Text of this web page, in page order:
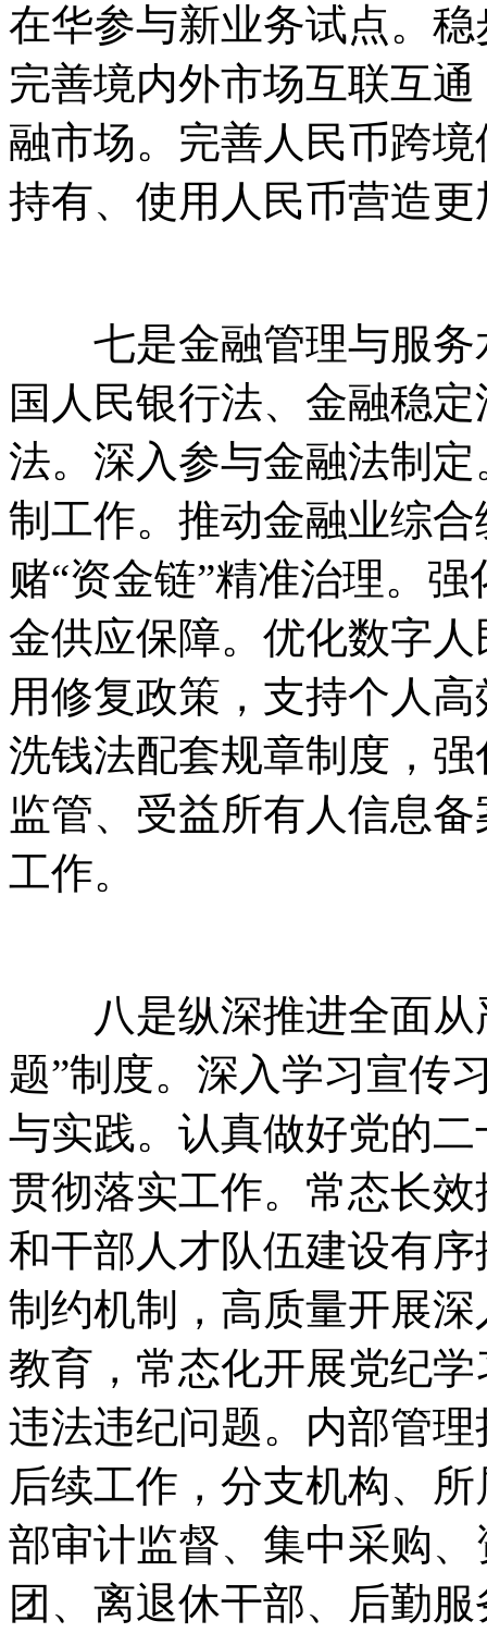
在华参与新业务试点。
完善境内外市场互联互
融市场。完善人民币跨
持有、使用人民币营造
七是金融管理与服务
国人民银行法、金融稳
法。深入参与金融法制
制工作。推动金融业综
赌“资金链”精准治理。
金供应保障。优化数字
用修复政策，支持个人
洗钱法配套规章制度，
监管、受益所有人信息
工作。
八是纵深推进全面从
题”制度。深入学习宣传
与实践。认真做好党的
贯彻落实工作。常态长
和干部人才队伍建设有
制约机制，高质量开展
教育，常态化开展党纪
违法违纪问题。内部管
后续工作，分支机构、
部审计监督、集中采购
团、离退休干部、后勤